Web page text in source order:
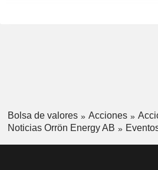
Bolsa de valores Acciones
Noticias Orrön Energy AB